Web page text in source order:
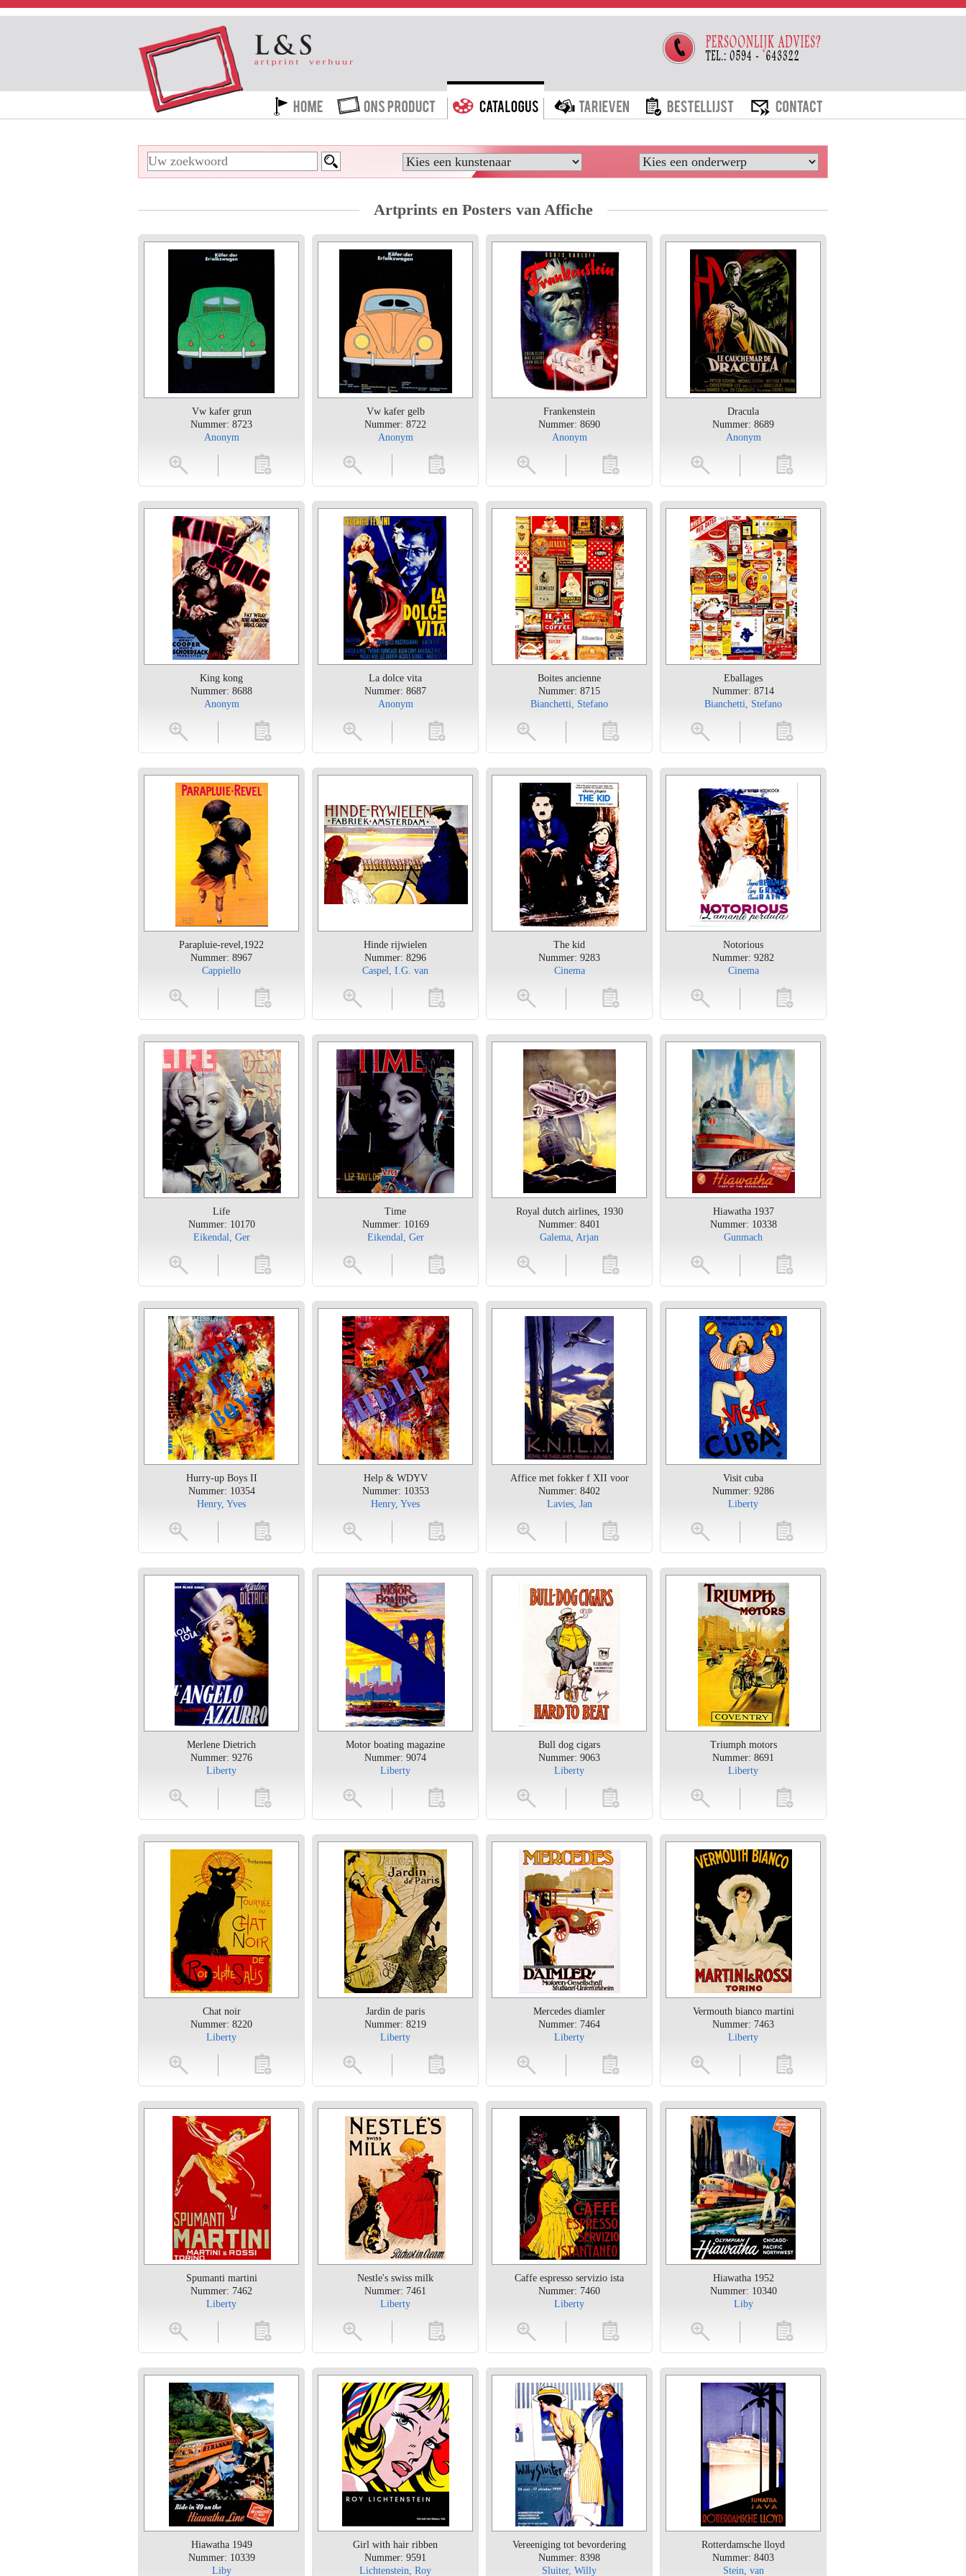
HOME ONS PRODUCT CATALOGUS TARIEVEN BESTELLIJST CONTACT
Artprints en Posters van Affiche
Vw kafer grun
Nummer: 8723
Anonym
toevoegen
Vw kafer gelb
Nummer: 8722
Anonym
vergroten toevoegen
Frankenstein
Nummer: 8690
Anonym
vergroten toevoegen
Dracula
Nummer: 8689
Anonym
vergroten toevoegen
King kong
Nummer: 8688
Anonym
toevoegen
La dolce vita
Nummer: 8687
Anonym
vergroten toevoegen
Boites ancienne
Nummer: 8715
Bianchetti, Stefano
vergroten toevoegen
Eballages
Nummer: 8714
Bianchetti, Stefano
vergroten toevoegen
Parapluie-revel,1922
Nummer: 8967
Cappiello
toevoegen
Hinde rijwielen
Nummer: 8296
Caspel, I.G. van
vergroten toevoegen
The kid
Nummer: 9283
Cinema
vergroten toevoegen
Notorious
Nummer: 9282
Cinema
vergroten toevoegen
Life
Nummer: 10170
Eikendal, Ger
toevoegen
Time
Nummer: 10169
Eikendal, Ger
vergroten toevoegen
Royal dutch airlines, 1930
Nummer: 8401
Galema, Arjan
vergroten toevoegen
Hiawatha 1937
Nummer: 10338
Gunmach
vergroten toevoegen
Hurry-up Boys II
Nummer: 10354
Henry, Yves
toevoegen
Help & WDYV
Nummer: 10353
Henry, Yves
vergroten toevoegen
Affice met fokker f XII voor
Nummer: 8402
Lavies, Jan
vergroten toevoegen
Visit cuba
Nummer: 9286
Liberty
vergroten toevoegen
Merlene Dietrich
Nummer: 9276
Liberty
toevoegen
Motor boating magazine
Nummer: 9074
Liberty
vergroten toevoegen
Bull dog cigars
Nummer: 9063
Liberty
vergroten toevoegen
Triumph motors
Nummer: 8691
Liberty
vergroten toevoegen
Chat noir
Nummer: 8220
Liberty
toevoegen
Jardin de paris
Nummer: 8219
Liberty
vergroten toevoegen
Mercedes diamler
Nummer: 7464
Liberty
vergroten toevoegen
Vermouth bianco martini
Nummer: 7463
Liberty
vergroten toevoegen
Spumanti martini
Nummer: 7462
Liberty
toevoegen
Nestle's swiss milk
Nummer: 7461
Liberty
vergroten toevoegen
Caffe espresso servizio ista
Nummer: 7460
Liberty
vergroten toevoegen
Hiawatha 1952
Nummer: 10340
Liby
vergroten toevoegen
Hiawatha 1949
Nummer: 10339
Liby
Girl with hair ribben
Nummer: 9591
Lichtenstein, Roy
Vereeniging tot bevordering
Nummer: 8398
Sluiter, Willy
Rotterdamsche lloyd
Nummer: 8403
Stein, van